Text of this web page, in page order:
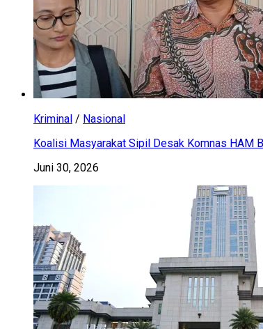
Kriminal / Nasional
Koalisi Masyarakat Sipil Desak Komnas HAM
Juni 30, 2026